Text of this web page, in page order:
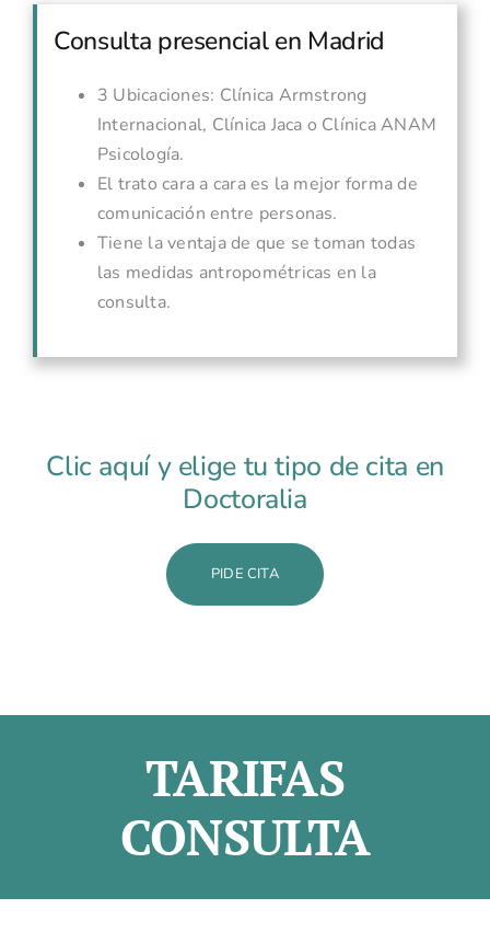
Consulta presencial en Madrid
3 Ubicaciones: Clínica Armstrong
Internacional, Clínica Jaca o Clínica ANAM
Psicología.
El trato cara a cara es la mejor forma de
comunicación entre personas.
Tiene la ventaja de que se toman todas
las medidas antropométricas en la
consulta.
Clic aquí y elige tu tipo de cita en
Doctoralia
PIDE CITA
TARIFAS
CONSULTA